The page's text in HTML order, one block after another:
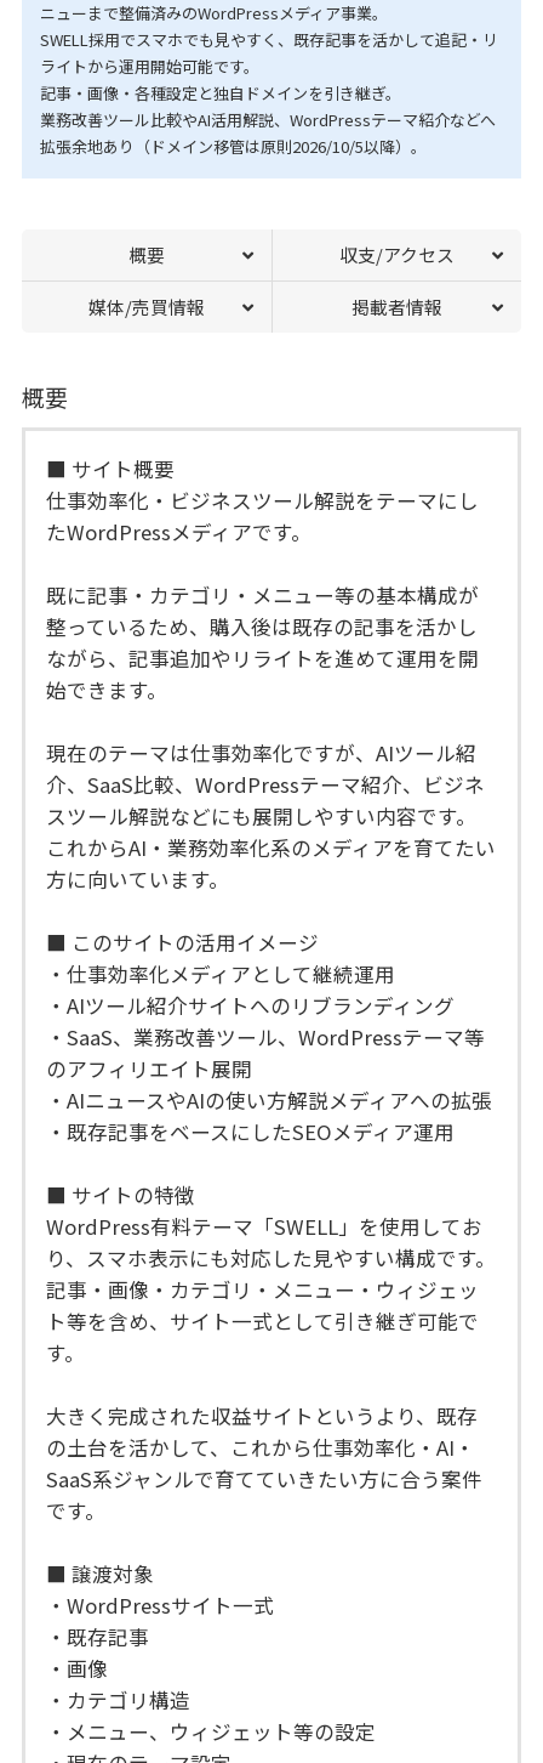
ニューまで整備済みのWordPressメディア事業。
SWELL採用でスマホでも見やすく、既存記事を活かして追記・リ
ライトから運用開始可能です。
記事・画像・各種設定と独自ドメインを引き継ぎ。
業務改善ツール比較やAI活用解説、WordPressテーマ紹介などへ
拡張余地あり（ドメイン移管は原則2026/10/5以降）。
概要 収支/アクセス
媒体/売買情報 掲載者情報
概要
■ サイト概要
仕事効率化・ビジネスツール解説をテーマにし
たWordPressメディアです。
既に記事・カテゴリ・メニュー等の基本構成が
整っているため、購入後は既存の記事を活かし
ながら、記事追加やリライトを進めて運用を開
始できます。
現在のテーマは仕事効率化ですが、AIツール紹
介、SaaS比較、WordPressテーマ紹介、ビジネ
スツール解説などにも展開しやすい内容です。
これからAI・業務効率化系のメディアを育てたい
方に向いています。
■ このサイトの活用イメージ
・仕事効率化メディアとして継続運用
・AIツール紹介サイトへのリブランディング
・SaaS、業務改善ツール、WordPressテーマ等
のアフィリエイト展開
・AIニュースやAIの使い方解説メディアへの拡張
・既存記事をベースにしたSEOメディア運用
■ サイトの特徴
WordPress有料テーマ「SWELL」を使用してお
り、スマホ表示にも対応した見やすい構成です。
記事・画像・カテゴリ・メニュー・ウィジェッ
ト等を含め、サイト一式として引き継ぎ可能で
す。
大きく完成された収益サイトというより、既存
の土台を活かして、これから仕事効率化・AI・
SaaS系ジャンルで育てていきたい方に合う案件
です。
■ 譲渡対象
・WordPressサイト一式
・既存記事
・画像
・カテゴリ構造
・メニュー、ウィジェット等の設定